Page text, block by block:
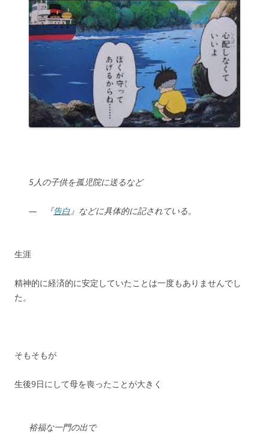
5人の子供を孤児院に送るなど
— 『告白』などに具体的に記されている。
生涯
精神的に経済的に安定していたことは一度もありませんでし
た。
そもそもが
生後9日にして母を喪ったことが大きく
裕福な一門の出で